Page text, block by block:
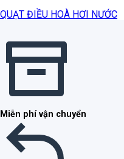
QUẠT ĐIỀU HOÀ HƠI NƯỚC
Miễn phí vận chuyển